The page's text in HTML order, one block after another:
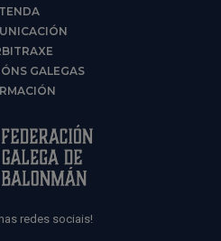
TENDA
GALEGAS
redes sociais!